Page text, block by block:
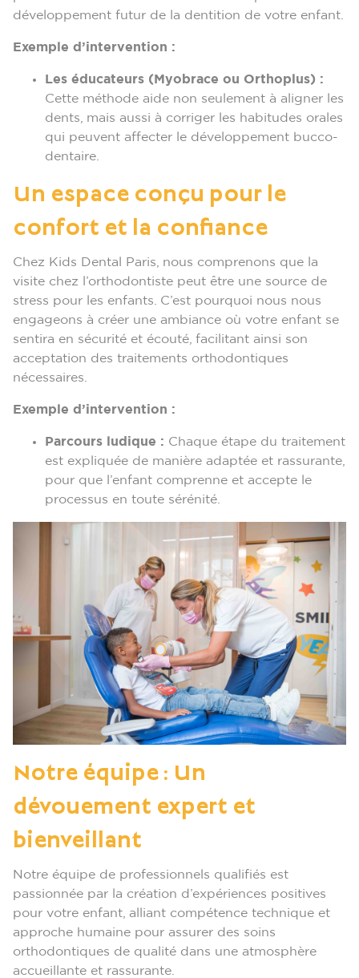
développement futur de la dentition de votre enfant.
Exemple d’intervention :
Les éducateurs (Myobrace ou Orthoplus) :
Cette méthode aide non seulement à aligner les
dents, mais aussi à corriger les habitudes orales
qui peuvent affecter le développement bucco-
dentaire.
Un espace conçu pour le
confort et la confiance
Chez Kids Dental Paris, nous comprenons que la
visite chez l’orthodontiste peut être une source de
stress pour les enfants. C’est pourquoi nous nous
engageons à créer une ambiance où votre enfant se
sentira en sécurité et écouté, facilitant ainsi son
acceptation des traitements orthodontiques
nécessaires.
Exemple d’intervention :
Parcours ludique : Chaque étape du traitement
est expliquée de manière adaptée et rassurante,
pour que l’enfant comprenne et accepte le
processus en toute sérénité.
Notre équipe : Un
dévouement expert et
bienveillant
Notre équipe de professionnels qualifiés est
passionnée par la création d’expériences positives
pour votre enfant, alliant compétence technique et
approche humaine pour assurer des soins
orthodontiques de qualité dans une atmosphère
accueillante et rassurante.